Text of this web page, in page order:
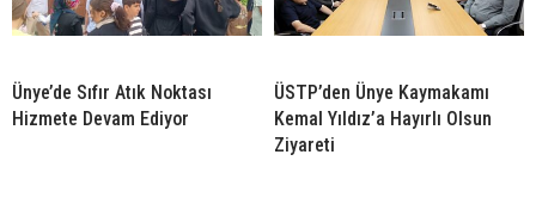
Ünye’de Sıfır Atık Noktası
Hizmete Devam Ediyor
ÜSTP’den Ünye Kaymakamı
Kemal Yıldız’a Hayırlı Olsun
Ziyareti